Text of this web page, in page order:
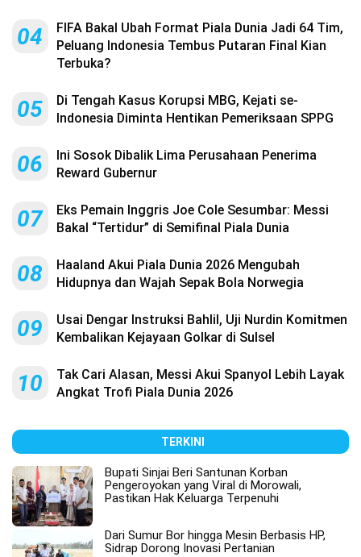
04
FIFA Bakal Ubah Format Piala Dunia Jadi 64 Tim,
Peluang Indonesia Tembus Putaran Final Kian
Terbuka?
05
Di Tengah Kasus Korupsi MBG, Kejati se-
Indonesia Diminta Hentikan Pemeriksaan SPPG
06
Ini Sosok Dibalik Lima Perusahaan Penerima
Reward Gubernur
07
Eks Pemain Inggris Joe Cole Sesumbar: Messi
Bakal “Tertidur” di Semifinal Piala Dunia
08
Haaland Akui Piala Dunia 2026 Mengubah
Hidupnya dan Wajah Sepak Bola Norwegia
09
Usai Dengar Instruksi Bahlil, Uji Nurdin Komitmen
Kembalikan Kejayaan Golkar di Sulsel
10
Tak Cari Alasan, Messi Akui Spanyol Lebih Layak
Angkat Trofi Piala Dunia 2026
TERKINI
Bupati Sinjai Beri Santunan Korban
Pengeroyokan yang Viral di Morowali,
Pastikan Hak Keluarga Terpenuhi
Dari Sumur Bor hingga Mesin Berbasis HP,
Sidrap Dorong Inovasi Pertanian